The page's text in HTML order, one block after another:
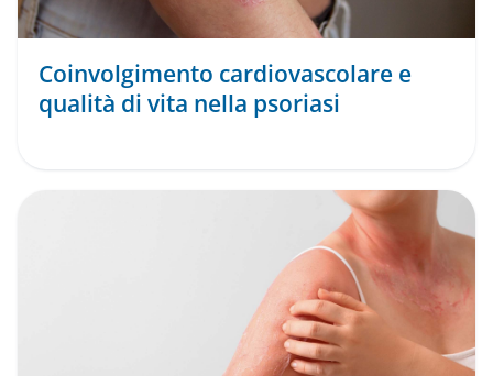
Coinvolgimento cardiovascolare e
qualità di vita nella psoriasi